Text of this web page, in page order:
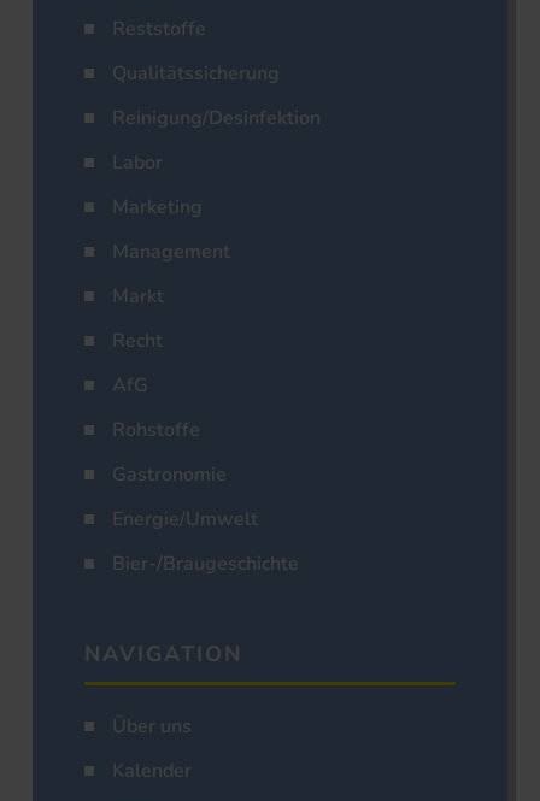
Reststoffe
Qualitätssicherung
Reinigung/Desinfektion
Labor
Marketing
Management
Markt
Recht
AfG
Rohstoffe
Gastronomie
Energie/Umwelt
Bier-/Braugeschichte
NAVIGATION
Über uns
Kalender